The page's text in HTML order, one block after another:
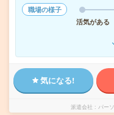
職場の様子
活気がある
気になる!
派遣会社 パー